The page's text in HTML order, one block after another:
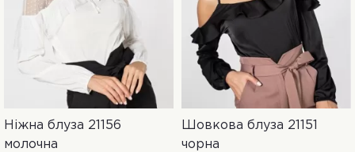
42 44 46
Ніжна блуза 21156
молочна
42 46
Шовкова блуза 21151
чорна